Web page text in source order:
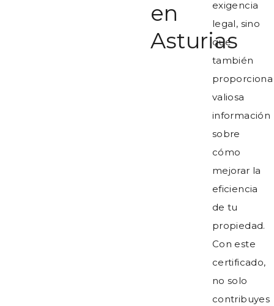
en
Asturias
exigencia
legal, sino
que
también
proporciona
valiosa
información
sobre
cómo
mejorar la
eficiencia
de tu
propiedad.
Con este
certificado,
no solo
contribuyes